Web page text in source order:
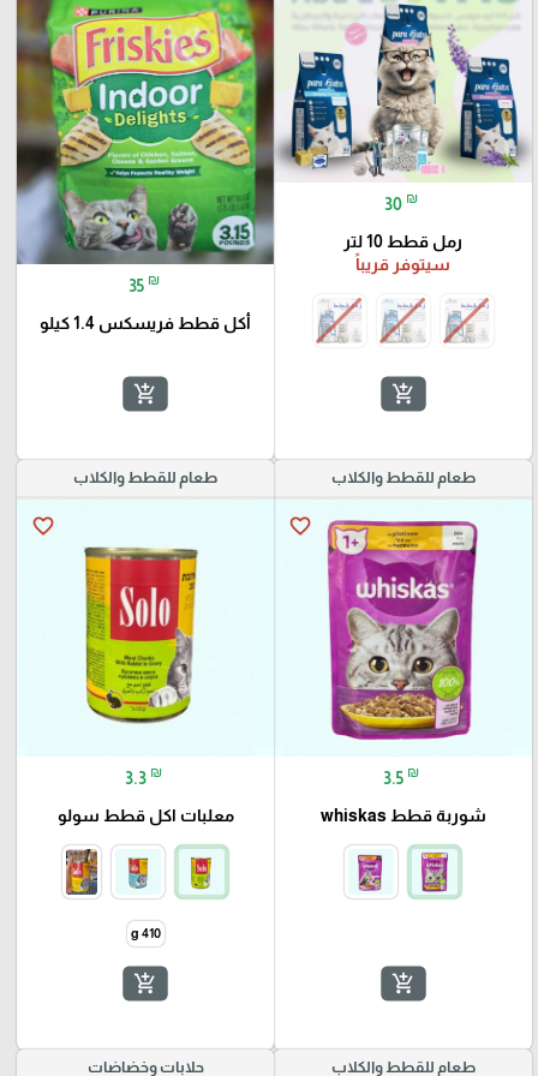
30 ₪
رمل قطط 10 لتر
سيتوفر قريباً
add_shopping_cart
35 ₪
أكل قطط فريسكس 1.4 كيلو
add_shopping_cart
طعام للقطط والكلاب
favorite_border
3.5 ₪
شوربة قطط whiskas
add_shopping_cart
طعام للقطط والكلاب
favorite_border
3.3 ₪
معلبات اكل قطط سولو
410 g
add_shopping_cart
طعام للقطط والكلاب حلابات وخضاضات